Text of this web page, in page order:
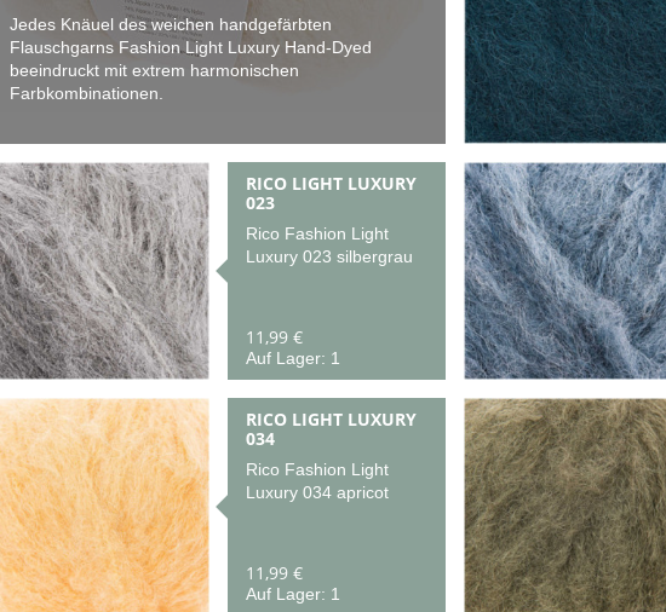
Jedes Knäuel des weichen handgefärbten
Flauschgarns Fashion Light Luxury Hand-Dyed
beeindruckt mit extrem harmonischen
Farbkombinationen.
RICO LIGHT LUXURY
023
Rico Fashion Light
Luxury 023 silbergrau
11,99 €
Auf Lager: 1
RICO LIGHT LUXURY
034
Rico Fashion Light
Luxury 034 apricot
11,99 €
Auf Lager: 1